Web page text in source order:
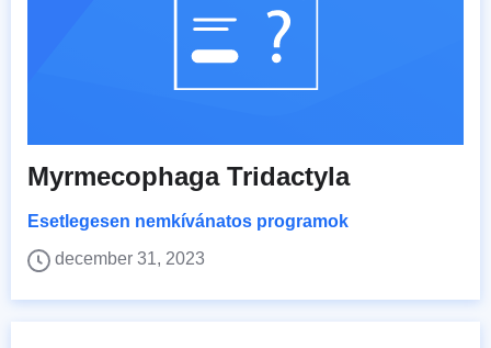
Myrmecophaga Tridactyla
Esetlegesen nemkívánatos programok
december 31, 2023